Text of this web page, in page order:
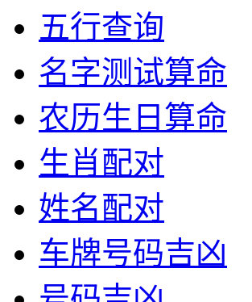
五行查询
名字测试算命
农历生日算命
生肖配对
姓名配对
车牌号码吉凶